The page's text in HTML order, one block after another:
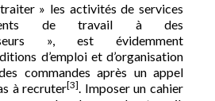
» les activités de services
de travail à des
», est évidemment
d’emploi et d’organisation
commandes après un appel
à recruter[3]. Imposer un cahier